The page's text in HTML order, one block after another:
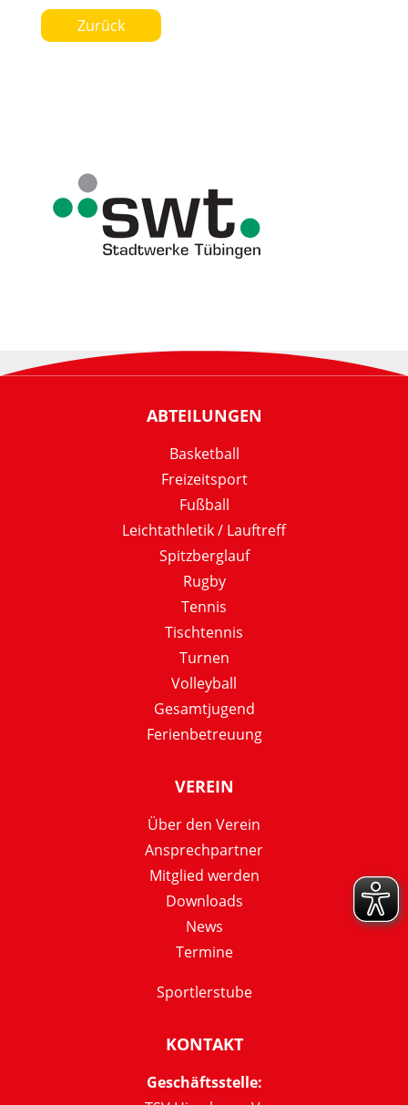
Zurück
ABTEILUNGEN
Basketball
Freizeitsport
Fußball
Leichtathletik / Lauftreff
Spitzberglauf
Rugby
Tennis
Tischtennis
Turnen
Volleyball
Gesamtjugend
Ferienbetreuung
VEREIN
Über den Verein
Ansprechpartner
Mitglied werden
Downloads
News
Termine
Sportlerstube
KONTAKT
Geschäftsstelle: